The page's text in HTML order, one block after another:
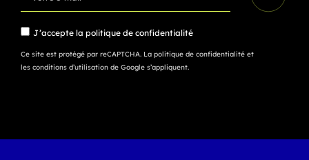
J’accepte la politique de confidentialité
Ce site est protégé par reCAPTCHA. La politique de confidentialité et
les conditions d’utilisation de Google s’appliquent.